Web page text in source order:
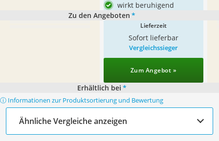
wirkt beruhigend
Zu den Angeboten *
Lieferzeit
Sofort lieferbar
Vergleichssieger
Zum Angebot »
Erhältlich bei *
ⓘ Informationen zur Produktsortierung und Bewertung
Ähnliche Vergleiche anzeigen